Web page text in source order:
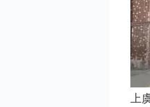
上